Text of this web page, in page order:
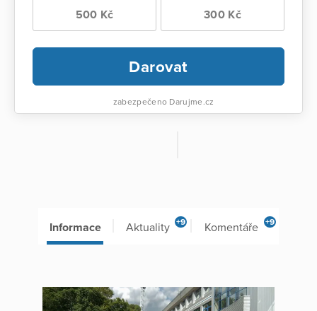
500 Kč 300 Kč
Darovat
zabezpečeno Darujme.cz
Informace Aktuality +9 Komentáře +9